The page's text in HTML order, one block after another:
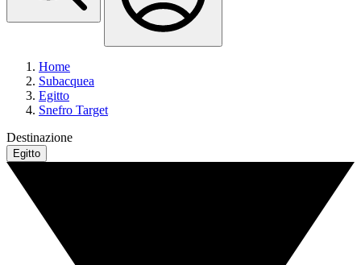
Home
Subacquea
Egitto
Snefro Target
Destinazione
Egitto